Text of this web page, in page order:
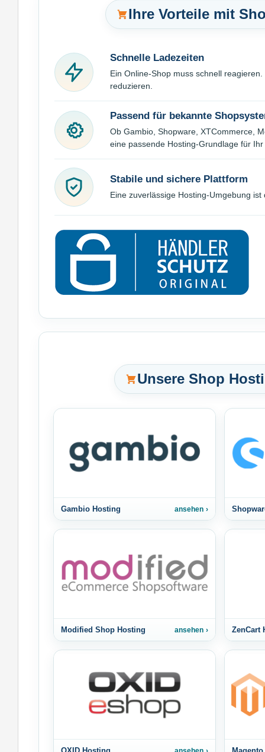
Ihre Vorteile mit
Schnelle Ladezeiten
Ein Online-Shop muss schnell
reduzieren.
Passend für bekannte
Ob Gambio, Shopware, XTCommerce,
eine passende Hosting-Grundlage für
Stabile und sichere Plattform
Eine zuverlässige Hosting-Umgebung
Unsere Shop
Gambio Hosting ansehen
Modified Shop Hosting ansehen ZenCart